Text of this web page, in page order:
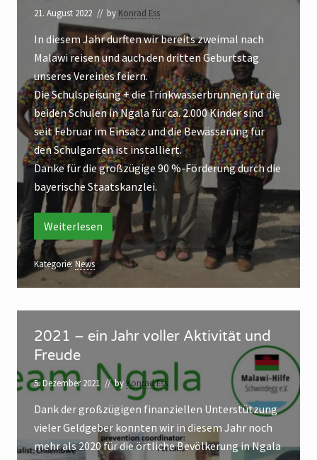
u
n
B
r
u
n
n
e
n
,
d
e
r
z
w
i
t
e
S
c
h
n
e
d
r
n
e
n
-
L
e
h
r
g
a
e
t
c
h
n
e
i
d
r
n
e
L
21. August 2022 // by Konrad Ess
In diesem Jahr durften wir bereits zweimal nach
Malawi reisen und auch den dritten Geburtstag
unseres Vereines feiern.
Die Schulspeisung + die Trinkwasserbrunnen für die
beiden Schulen in Ngala für ca. 2.000 Kinder sind
seit Februar im Einsatz und die Bewässerung für
den Schulgarten ist installiert.
Danke für die großzügige 90 %-Förderung durch die
bayerische Staatskanzlei.
Z
w
e
e
s
n
a
c
h
M
l
a
w
i
Weiterlesen
Kategorie: News
e
n
M
a
l
a
w
G
e
r
2021 – ein Jahr voller Aktivität und
Freude
5. Dezember 2021 // byKonrad Ess
Dank der großzügigen finanziellen Unterstützung
vieler Geldgeber konnten wir in diesem Jahr noch
mehr als 2020 für die örtliche Bevölkerung in Ngala
1
–
n